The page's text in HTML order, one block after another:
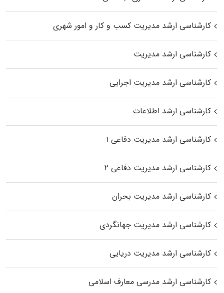
کارشناسی ارشد مدیریت کسب و کار و امور شهری
کارشناسی ارشد مدیریت
کارشناسی ارشد مدیریت اجرایی
کارشناسی ارشد اطلاعات
کارشناسی ارشد مدیریت دفاعی ۱
کارشناسی ارشد مدیریت دفاعی ۲
کارشناسی ارشد مدیریت بحران
کارشناسی ارشد مدیریت جهانگردی
کارشناسی ارشد مدیریت دریایی
کارشناسی ارشد مدرسی معارف اسلامی